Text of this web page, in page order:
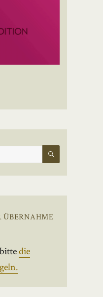
SUCHEN
ÜBERNAHME
bittedie